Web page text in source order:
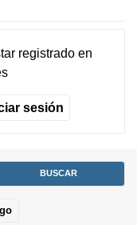
registradoen
sesión